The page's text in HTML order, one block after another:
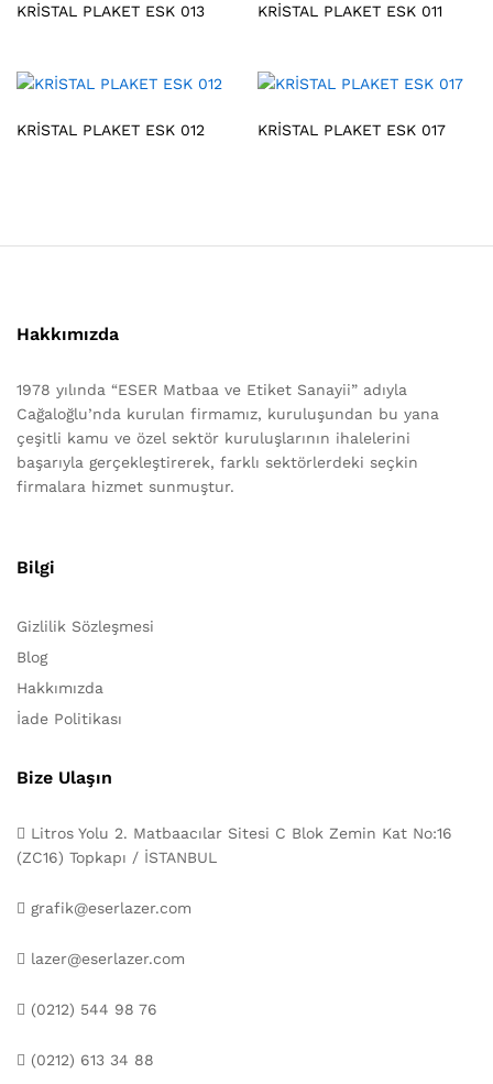
KRİSTAL PLAKET ESK 013 KRİSTAL PLAKET ESK 011
KRİSTAL PLAKET ESK 012 KRİSTAL PLAKET ESK 017
Hakkımızda
1978 yılında “ESER Matbaa ve Etiket Sanayii” adıyla
Cağaloğlu’nda kurulan firmamız, kuruluşundan bu yana
çeşitli kamu ve özel sektör kuruluşlarının ihalelerini
başarıyla gerçekleştirerek, farklı sektörlerdeki seçkin
firmalara hizmet sunmuştur.
Bilgi
Gizlilik Sözleşmesi
Blog
Hakkımızda
İade Politikası
Bize Ulaşın
Litros Yolu 2. Matbaacılar Sitesi C Blok Zemin Kat No:16
(ZC16) Topkapı / İSTANBUL
grafik@eserlazer.com
lazer@eserlazer.com
(0212) 544 98 76
(0212) 613 34 88